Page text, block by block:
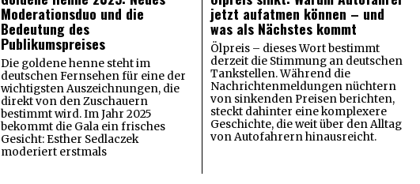
Moderationsduo und die
Bedeutung des
Publikumspreises
Die goldene henne steht im
deutschen Fernsehen für eine der
wichtigsten Auszeichnungen, die
direkt von den Zuschauern
bestimmt wird. Im Jahr 2025
bekommt die Gala ein frisches
Gesicht: Esther Sedlaczek
moderiert erstmals
jetzt aufatmen können – und
was als Nächstes kommt
Ölpreis – dieses Wort bestimmt
derzeit die Stimmung an deutschen
Tankstellen. Während die
Nachrichtenmeldungen nüchtern
von sinkenden Preisen berichten,
steckt dahinter eine komplexere
Geschichte, die weit über den Alltag
von Autofahrern hinausreicht.